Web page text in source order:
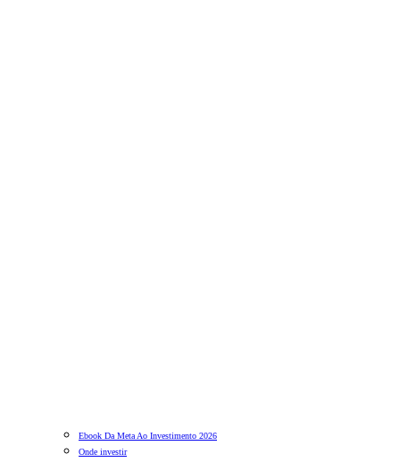
Ebook Da Meta Ao Investimento 2026
Onde investir